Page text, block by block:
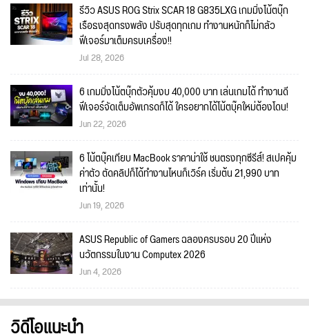
รีวิว ASUS ROG Strix SCAR 18 G835LXG เกมมิ่งโน้ตบุ๊ก
เรือธงสุดทรงพลัง ปรับสุดทุกเกม ทำงานหนักก็ไม่กลัว
ฟีเจอร์มาเต็มครบเครื่อง!!
Jul 28, 2026
6 เกมมิ่งโน้ตบุ๊กตัวคุ้มงบ 40,000 บาท เล่นเกมได้ ทำงานดี
ฟีเจอร์จัดเต็มอัพเกรดก็ได้ ใครอยากได้โน้ตบุ๊คใหม่ต้องโดน!
Jun 22, 2026
6 โน้ตบุ๊คเทียบ MacBook ราคาน่าใช้ ชนตรงทุกซีรีส์! สเปคคุ้ม
ค่าตัว ตัดคลิปก็ได้ทำงานไหนก็เวิร์ค เริ่มต้น 21,990 บาท
เท่านั้น!
Jun 19, 2026
ASUS Republic of Gamers ฉลองครบรอบ 20 ปีแห่ง
นวัตกรรมในงาน Computex 2026
Jun 4, 2026